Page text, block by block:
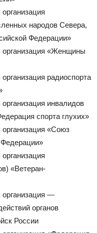
народов Севера,
Федерации»
«Женщины
радиоспорта
инвалидов
спорта глухих»
«Союз
Федерации»
«Ветеран-
—
органов
России